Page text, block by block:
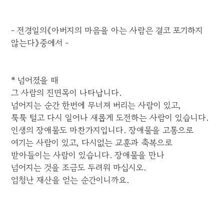
- 전경일의《아버지의 마음을 아는 사람은 결코 포기하지
않는다》중에서 -
* 넘어졌을 때
그 사람의 진면목이 나타납니다.
넘어지는 순간 한번에 무너져 버리는 사람이 있고,
툭툭 털고 다시 일어나 새롭게 도전하는 사람이 있습니다.
인생의 장애물도 마찬가지입니다. 장애물을 고통으로
여기는 사람이 있고, 다시없는 교훈과 축복으로
받아들이는 사람이 있습니다. 장애물을 만나
넘어지는 것을 조금도 두려워 마십시오.
엄청난 재산을 얻는 순간이니까요.